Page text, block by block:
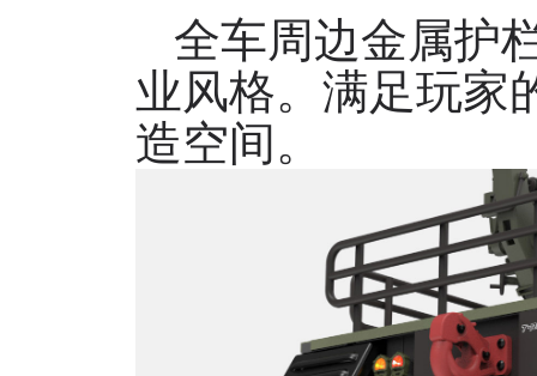
全车周边金属护
业风格。满足玩家
造空间。